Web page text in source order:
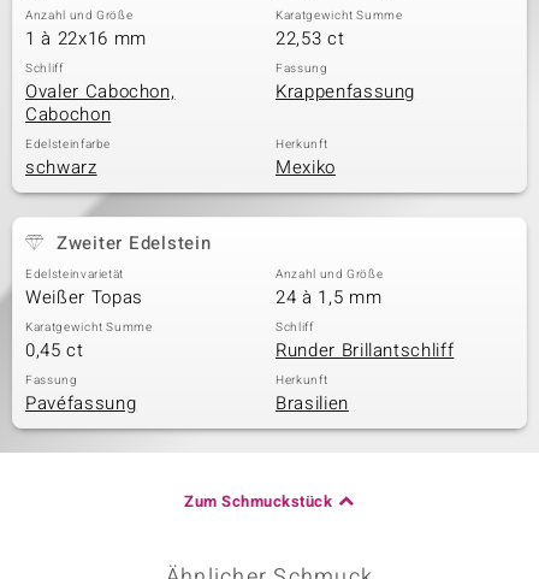
Anzahl und Größe
1 à 22x16 mm
Karatgewicht Summe
22,53 ct
Schliff
Ovaler Cabochon,
Cabochon
Fassung
Krappenfassung
Edelsteinfarbe
schwarz
Herkunft
Mexiko
Zweiter Edelstein
Edelsteinvarietät
Weißer Topas
Anzahl und Größe
24 à 1,5 mm
Karatgewicht Summe
0,45 ct
Schliff
Runder Brillantschliff
Fassung
Pavéfassung
Herkunft
Brasilien
Zum Schmuckstück